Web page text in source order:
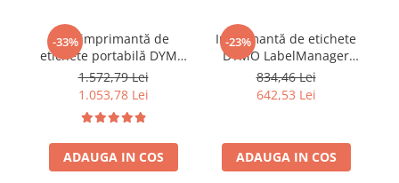
-33%
Set imprimantă de
etichete portabilă DYMO
LabelManager 420P cu
tastatură ABC, conectare
la PC, acumulator Li-Ion,
adaptor, servietă și 2
benzi suplimentare
pentru etichete DYMO
LabelManager de până la
1.572,79 Lei
1.053,78 Lei
ADAUGA IN COS
-23%
Imprimantă de etichete
DYMO LabelManager
Executive 640 CB
Bluetooth cu ecran color,
acumulator Li-Ion,
tastatură AZERTY pentru
etichete DYMO
LabelManager de până la
834,46 Lei
642,53 Lei
ADAUGA IN COS